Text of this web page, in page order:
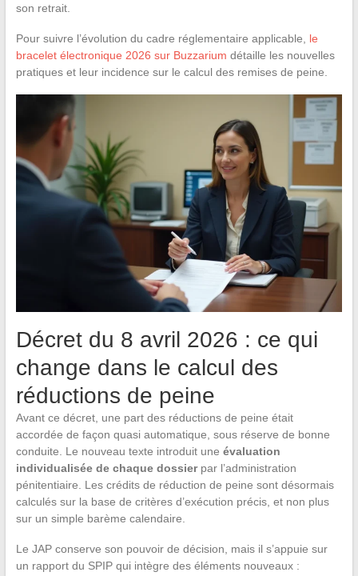
son retrait.
Pour suivre l’évolution du cadre réglementaire applicable, le
bracelet électronique 2026 sur Buzzarium détaille les nouvelles
pratiques et leur incidence sur le calcul des remises de peine.
Décret du 8 avril 2026 : ce qui
change dans le calcul des
réductions de peine
Avant ce décret, une part des réductions de peine était
accordée de façon quasi automatique, sous réserve de bonne
conduite. Le nouveau texte introduit une évaluation
individualisée de chaque dossierpar l’administration
pénitentiaire. Les crédits de réduction de peine sont désormais
calculés sur la base de critères d’exécution précis, et non plus
sur un simple barème calendaire.
Le JAP conserve son pouvoir de décision, mais il s’appuie sur
un rapport du SPIP qui intègre des éléments nouveaux :